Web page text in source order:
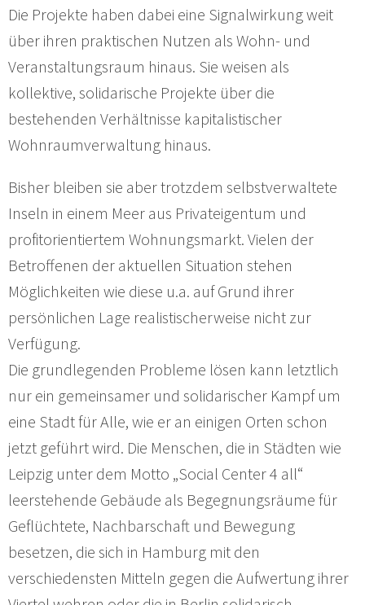
Die Projekte haben dabei eine Signalwirkung weit
über ihren praktischen Nutzen als Wohn- und
Veranstaltungsraum hinaus. Sie weisen als
kollektive, solidarische Projekte über die
bestehenden Verhältnisse kapitalistischer
Wohnraumverwaltung hinaus.
Bisher bleiben sie aber trotzdem selbstverwaltete
Inseln in einem Meer aus Privateigentum und
profitorientiertem Wohnungsmarkt. Vielen der
Betroffenen der aktuellen Situation stehen
Möglichkeiten wie diese u.a. auf Grund ihrer
persönlichen Lage realistischerweise nicht zur
Verfügung.
Die grundlegenden Probleme lösen kann letztlich
nur ein gemeinsamer und solidarischer Kampf um
eine Stadt für Alle, wie er an einigen Orten schon
jetzt geführt wird. Die Menschen, die in Städten wie
Leipzig unter dem Motto „Social Center 4 all“
leerstehende Gebäude als Begegnungsräume für
Geflüchtete, Nachbarschaft und Bewegung
besetzen, die sich in Hamburg mit den
verschiedensten Mitteln gegen die Aufwertung ihrer